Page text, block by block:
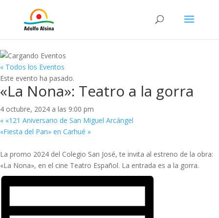
« Todos los Eventos
Este evento ha pasado.
«La Nona»: Teatro a la gorra
4 octubre, 2024 a las 9:00 pm
« «121 Aniversario de San Miguel Arcángel
«Fiesta del Pan» en Carhué »
La promo 2024 del Colegio San José, te invita al estreno de la obra:
«La Nona», en el cine Teatro Español. La entrada es a la gorra.